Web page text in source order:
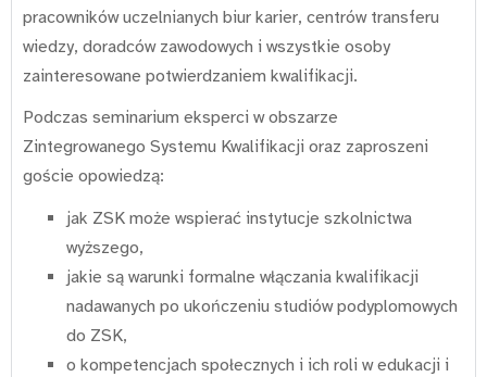
pracowników uczelnianych biur karier, centrów transferu
wiedzy, doradców zawodowych i wszystkie osoby
zainteresowane potwierdzaniem kwalifikacji.
Podczas seminarium eksperci w obszarze
Zintegrowanego Systemu Kwalifikacji oraz zaproszeni
goście opowiedzą:
jak ZSK może wspierać instytucje szkolnictwa
wyższego,
jakie są warunki formalne włączania kwalifikacji
nadawanych po ukończeniu studiów podyplomowych
do ZSK,
o kompetencjach społecznych i ich roli w edukacji i